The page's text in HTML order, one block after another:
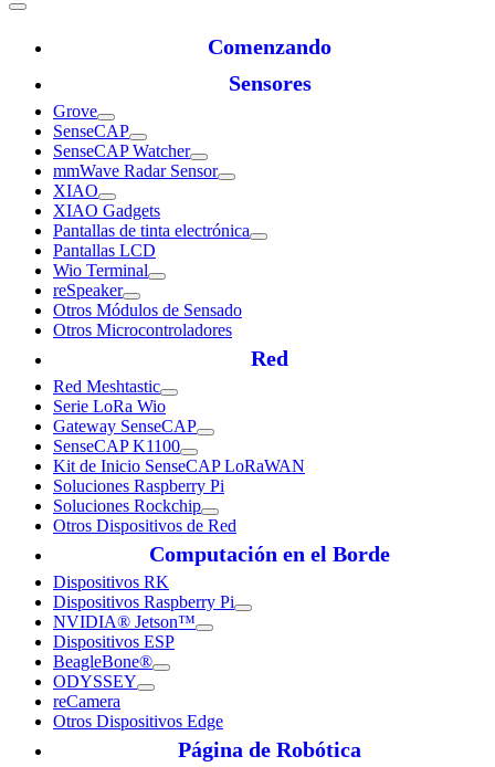
Comenzando
Sensores
Grove
SenseCAP
SenseCAP Watcher
mmWave Radar Sensor
XIAO
XIAO Gadgets
Pantallas de tinta electrónica
Pantallas LCD
Wio Terminal
reSpeaker
Otros Módulos de Sensado
Otros Microcontroladores
Red
Red Meshtastic
Serie LoRa Wio
Gateway SenseCAP
SenseCAP K1100
Kit de Inicio SenseCAP LoRaWAN
Soluciones Raspberry Pi
Soluciones Rockchip
Otros Dispositivos de Red
Computación en el Borde
Dispositivos RK
Dispositivos Raspberry Pi
NVIDIA® Jetson™
Dispositivos ESP
BeagleBone®
ODYSSEY
reCamera
Otros Dispositivos Edge
Página de Robótica